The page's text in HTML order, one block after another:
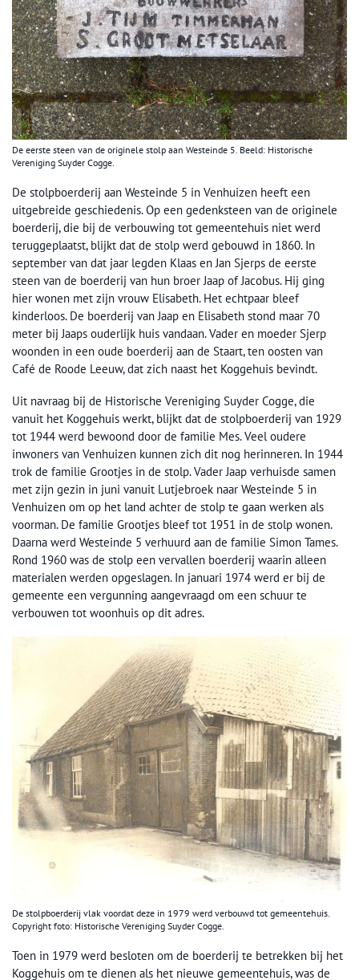
De eerste steen van de originele stolp aan Westeinde 5. Beeld: Historische
Vereniging Suyder Cogge.
De stolpboerderij aan Westeinde 5 in Venhuizen heeft een
uitgebreide geschiedenis. Op een gedenksteen van de originele
boerderij, die bij de verbouwing tot gemeentehuis niet werd
teruggeplaatst, blijkt dat de stolp werd gebouwd in 1860. In
september van dat jaar legden Klaas en Jan Sjerps de eerste
steen van de boerderij van hun broer Jaap of Jacobus. Hij ging
hier wonen met zijn vrouw Elisabeth. Het echtpaar bleef
kinderloos. De boerderij van Jaap en Elisabeth stond maar 70
meter bij Jaaps ouderlijk huis vandaan. Vader en moeder Sjerp
woonden in een oude boerderij aan de Staart, ten oosten van
Café de Roode Leeuw, dat zich naast het Koggehuis bevindt.
Uit navraag bij de Historische Vereniging Suyder Cogge, die
vanuit het Koggehuis werkt, blijkt dat de stolpboerderij van 1929
tot 1944 werd bewoond door de familie Mes. Veel oudere
inwoners van Venhuizen kunnen zich dit nog herinneren. In 1944
trok de familie Grootjes in de stolp. Vader Jaap verhuisde samen
met zijn gezin in juni vanuit Lutjebroek naar Westeinde 5 in
Venhuizen om op het land achter de stolp te gaan werken als
voorman. De familie Grootjes bleef tot 1951 in de stolp wonen.
Daarna werd Westeinde 5 verhuurd aan de familie Simon Tames.
Rond 1960 was de stolp een vervallen boerderij waarin alleen
materialen werden opgeslagen. In januari 1974 werd er bij de
gemeente een vergunning aangevraagd om een schuur te
verbouwen tot woonhuis op dit adres.
De stolpboerderij vlak voordat deze in 1979 werd verbouwd tot gemeentehuis.
Copyright foto: Historische Vereniging Suyder Cogge.
Toen in 1979 werd besloten om de boerderij te betrekken bij het
Koggehuis om te dienen als het nieuwe gemeentehuis, was de